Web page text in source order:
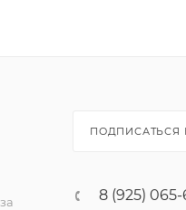
ПОДПИСАТЬСЯ
8 (925)